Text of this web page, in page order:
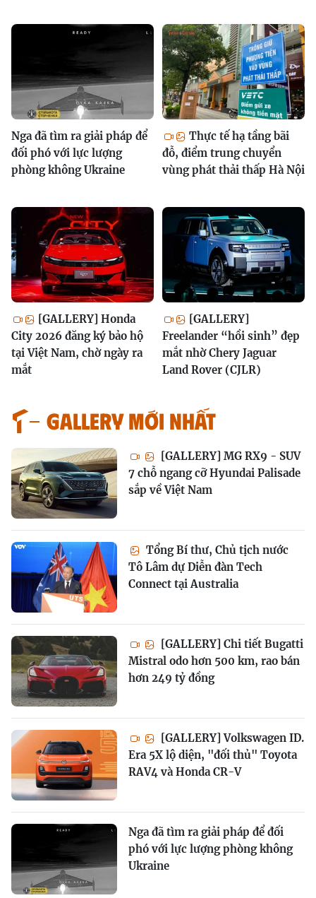
Nga đã tìm ra giải pháp để
đối phó với lực lượng
phòng không Ukraine
Thực tế hạ tầng bãi
đỗ, điểm trung chuyển
vùng phát thải thấp Hà Nội
[GALLERY] Honda
City 2026 đăng ký bảo hộ
tại Việt Nam, chờ ngày ra
mắt
[GALLERY]
Freelander “hồi sinh” đẹp
mắt nhờ Chery Jaguar
Land Rover (CJLR)
GALLERY MỚI NHẤT
[GALLERY] MG RX9 - SUV
7 chỗ ngang cỡ Hyundai Palisade
sắp về Việt Nam
Tổng Bí thư, Chủ tịch nước
Tô Lâm dự Diễn đàn Tech
Connect tại Australia
[GALLERY] Chi tiết Bugatti
Mistral odo hơn 500 km, rao bán
hơn 249 tỷ đồng
[GALLERY] Volkswagen ID.
Era 5X lộ diện, "đối thủ" Toyota
RAV4 và Honda CR-V
Nga đã tìm ra giải pháp để đối
phó với lực lượng phòng không
Ukraine